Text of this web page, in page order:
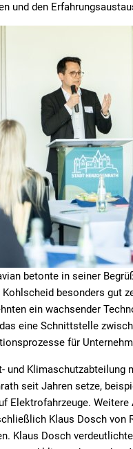
und den
betonte in seiner
besonders gut
ein wachsender
eine Schnittstelle
für
und
seit Jahren setze,
Elektrofahrzeuge.
Klaus Dosch
Klaus Dosch